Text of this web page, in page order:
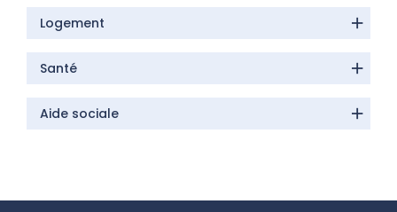
Logement
Santé
Aide sociale